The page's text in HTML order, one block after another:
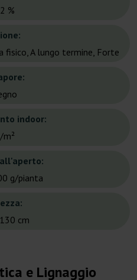
%
fisico, A lungo termine, Forte
indoor:
m²
g/pianta
cm
e Lignaggio